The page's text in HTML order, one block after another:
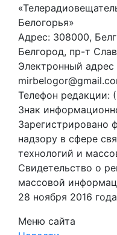
Белогорья»
Адрес: 308000,
Белгород, пр-т
Электронный
Телефон редакции:
Знак
Зарегистрировано
надзору в сфере
технологий и
Свидетельство о
массовой
28 ноября 2016 года
Меню сайта